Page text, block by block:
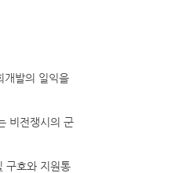
개발의 일익을
비전쟁시의 군
구호와 지원통